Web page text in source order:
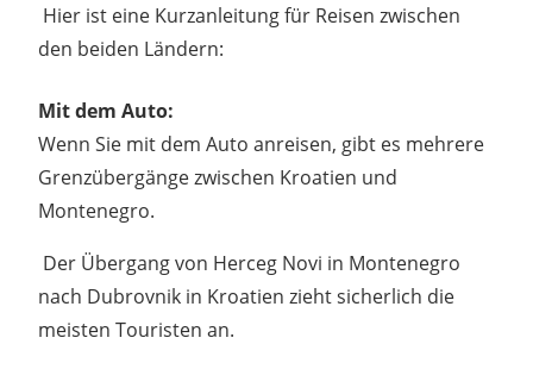
Hier ist eine Kurzanleitung für Reisen zwischen
den beiden Ländern:
Mit dem Auto:
Wenn Sie mit dem Auto anreisen, gibt es mehrere
Grenzübergänge zwischen Kroatien und
Montenegro.
Der Übergang von Herceg Novi in ​​Montenegro
nach Dubrovnik in Kroatien zieht sicherlich die
meisten Touristen an.